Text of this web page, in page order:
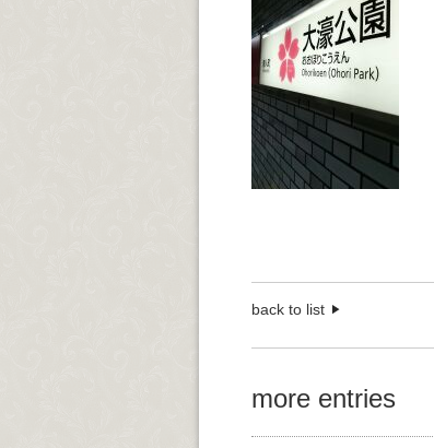
back to list
more entries